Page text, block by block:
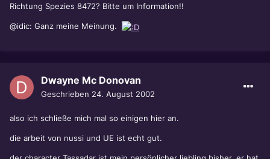
Richtung Spezies 8472? Bitte um Information!!
@idic: Ganz meine Meinung.
Dwayne Mc Donovan
Geschrieben 24. August 2002
also ich schließe mich mal so einigen hier an.
die arbeit von nussi und UE ist echt gut.